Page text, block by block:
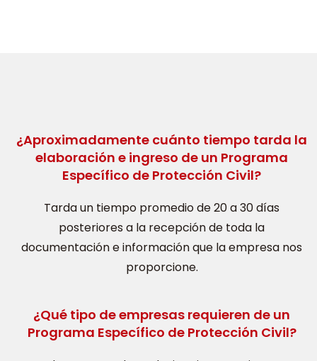
¿Aproximadamente cuánto tiempo tarda la
elaboración e ingreso de un Programa
Específico de Protección Civil?
Tarda un tiempo promedio de 20 a 30 días
posteriores a la recepción de toda la
documentación e información que la empresa nos
proporcione.
¿Qué tipo de empresas requieren de un
Programa Específico de Protección Civil?